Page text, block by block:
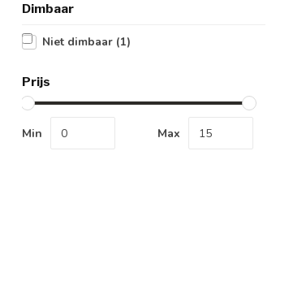
Dimbaar
Niet dimbaar (1)
Prijs
Min Max